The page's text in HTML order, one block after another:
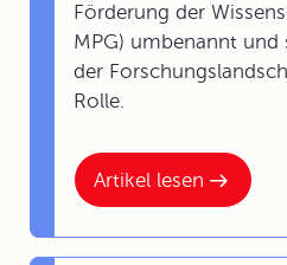
Artikel lesen
Förderung der
MPG) umbenannt und
der
Rolle.